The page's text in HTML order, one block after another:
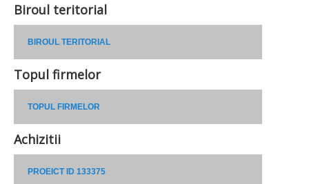
Biroul teritorial
BIROUL TERITORIAL
Topul firmelor
TOPUL FIRMELOR
Achizitii
PROEICT ID 133375